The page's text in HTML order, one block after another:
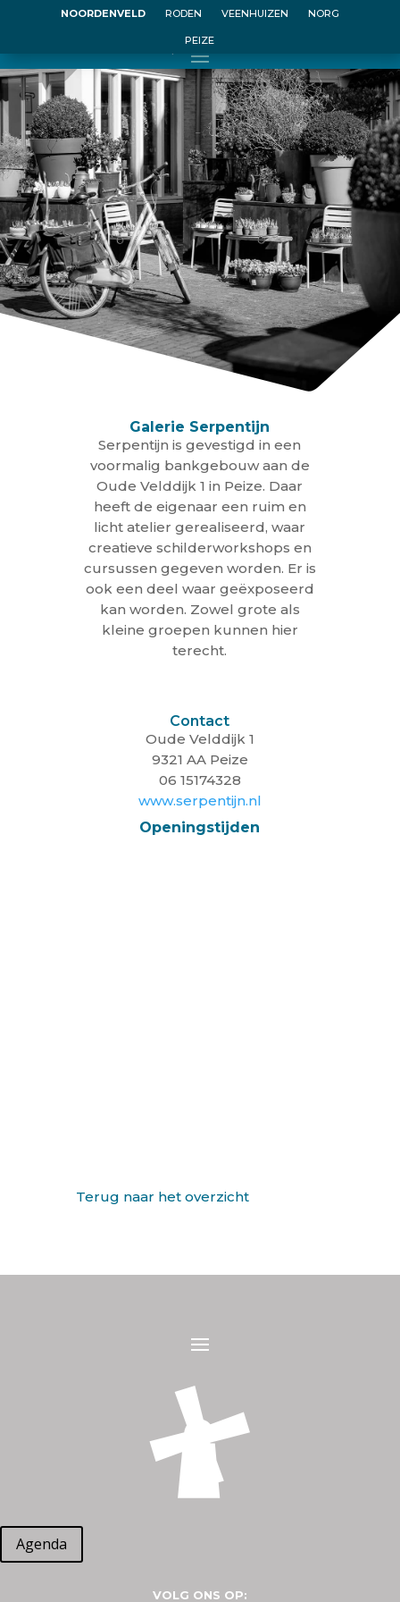
NOORDENVELD RODEN VEENHUIZEN NORG
PEIZE
Galerie Serpentijn
Serpentijn is gevestigd in een
voormalig bankgebouw aan de
Oude Velddijk 1 in Peize. Daar
heeft de eigenaar een ruim en
licht atelier gerealiseerd, waar
creatieve schilderworkshops en
cursussen gegeven worden. Er is
ook een deel waar geëxposeerd
kan worden. Zowel grote als
kleine groepen kunnen hier
terecht.
Contact
Oude Velddijk 1
9321 AA Peize
06 15174328
www.serpentijn.nl
Openingstijden
Terug naar het overzicht
Agenda
VOLG ONS OP: